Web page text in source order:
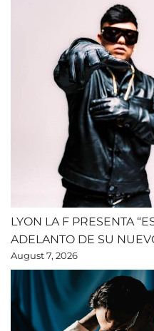
LYON LA F PRESENTA
ADELANTO DE SU
August 7, 2026